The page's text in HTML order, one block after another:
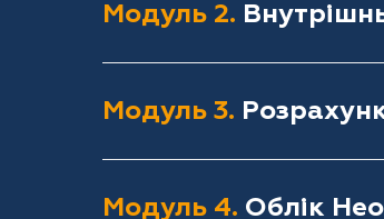
Модуль 2.
Модуль 3.
Модуль 4. Облік